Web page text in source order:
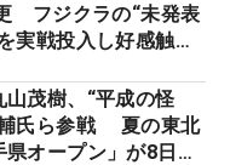
フジクラの“未発表
実戦投入し好感触
タ！】
山茂樹、“平成の怪
氏ら参戦 夏の東北
オープン」が8日開